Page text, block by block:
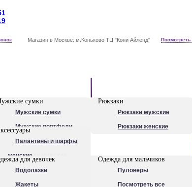
Магазин в Москве: м.Коньково ТЦ "Кони Айленд" Посмотреть
сумки
Мужские сумки
Мужские портфели
Сумки для ноутбуков
Рюкзаки мужские
Посмотреть все
Рюкзаки
Рюкзаки мужские
Рюкзаки женские
Палантины и шарфы
женские
Очки
Ножи
для девочек
Водолазки
Жакеты
Одежда для мальчиков
Пуловеры
Посмотреть все